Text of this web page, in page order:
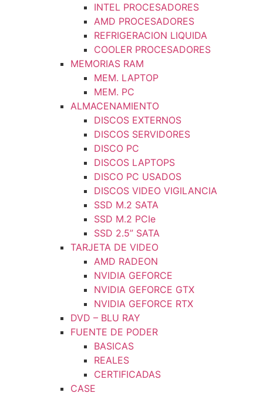
INTEL PROCESADORES
AMD PROCESADORES
REFRIGERACION LIQUIDA
COOLER PROCESADORES
MEMORIAS RAM
MEM. LAPTOP
MEM. PC
ALMACENAMIENTO
DISCOS EXTERNOS
DISCOS SERVIDORES
DISCO PC
DISCOS LAPTOPS
DISCO PC USADOS
DISCOS VIDEO VIGILANCIA
SSD M.2 SATA
SSD M.2 PCIe
SSD 2.5” SATA
TARJETA DE VIDEO
AMD RADEON
NVIDIA GEFORCE
NVIDIA GEFORCE GTX
NVIDIA GEFORCE RTX
DVD – BLU RAY
FUENTE DE PODER
BASICAS
REALES
CERTIFICADAS
CASE